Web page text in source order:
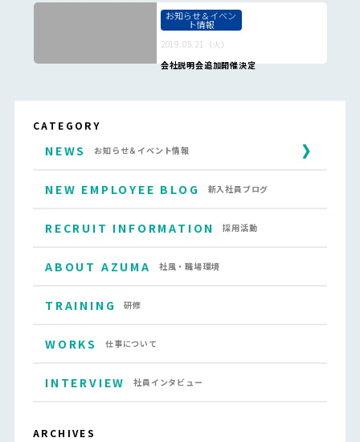
お知らせ＆イベン
ト情報
2019.05.21（火）
会社説明会追加開催決定
CATEGORY
NEWS お知らせ＆イベント情報
NEW EMPLOYEE BLOG 新入社員ブログ
RECRUIT INFORMATION 採用活動
ABOUT AZUMA 社風・職場環境
TRAINING 研修
WORKS 仕事について
INTERVIEW 社員インタビュー
ARCHIVES